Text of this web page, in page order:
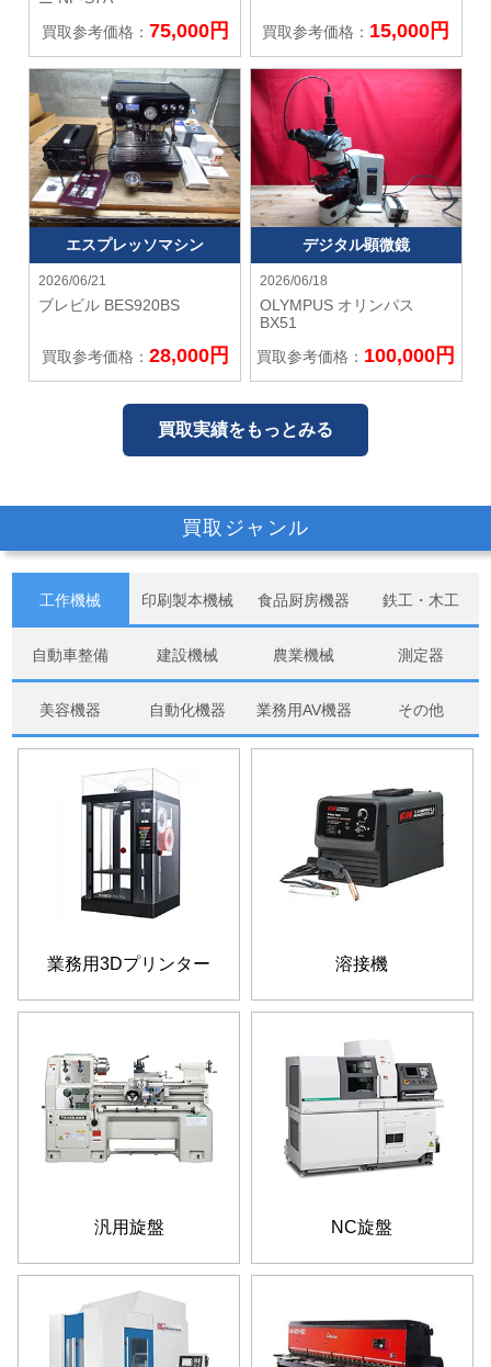
買取参考価格： 75,000円 買取参考価格： 15,000円
エスプレッソマシン
2026/06/21
ブレビル BES920BS
買取参考価格： 28,000円
デジタル顕微鏡
2026/06/18
OLYMPUS オリンパス
BX51
買取参考価格： 100,000円
買取実績をもっとみる
買取ジャンル
工作機械 印刷製本機械 食品厨房機器 鉄工・木工
自動車整備 建設機械 農業機械 測定器
美容機器 自動化機器 業務用AV機器 その他
業務用3Dプリンター 溶接機
汎用旋盤 NC旋盤